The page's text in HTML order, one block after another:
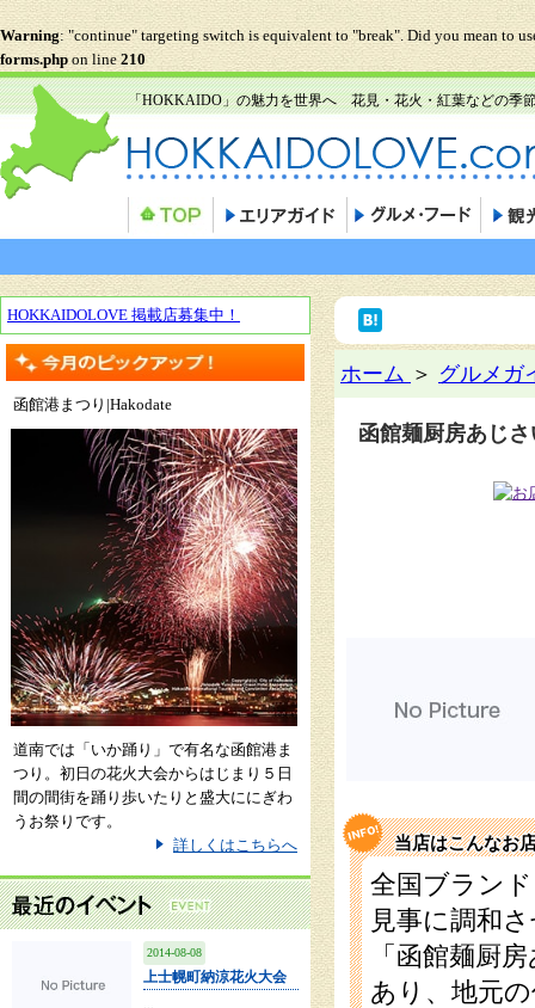
Warning: "continue" targeting switch is equivalent to "break". Did you mean to
forms.phpon line210
「HOKKAIDO」の魅力を世界へ 花見・花火・紅葉などの季
HOKKAIDOLOVE 掲載店募集中！
函館港まつり|Hakodate
道南では「いか踊り」で有名な函館港ま
つり。初日の花火大会からはじまり５日
間の間街を踊り歩いたりと盛大ににぎわ
うお祭りです。
詳しくはこちらへ
2014-08-08
上士幌町納涼花火大会
ホーム ＞ グルメガ
函館麺厨房あじ
当店はこんなお
全国ブラン
見事に調和
「函館麺厨
あり、地元